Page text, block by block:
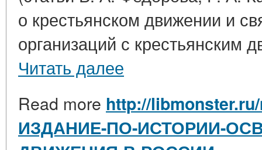
о крестьянском движении и
организаций с крестьянским
Читать далее
Read more http://
ИЗДАНИЕ-ПО-ИСТОРИИ-